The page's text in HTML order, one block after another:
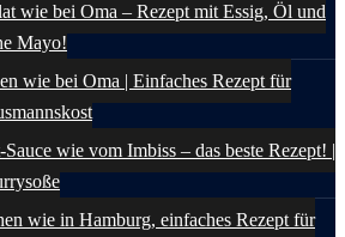
wie bei Oma – Rezept mit Essig, Öl und
Mayo!
wie bei Oma | Einfaches Rezept für
wie vom Imbiss – das beste Rezept! |
wie in Hamburg, einfaches Rezept für